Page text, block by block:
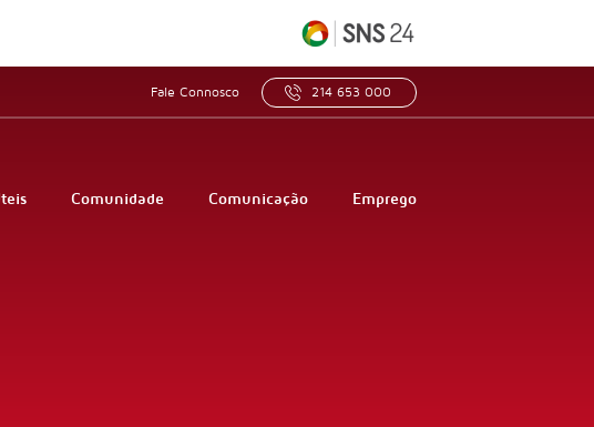
Fale Connosco 214 653 000
Comunidade Comunicação Emprego